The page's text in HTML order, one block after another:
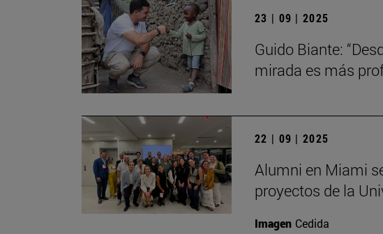
23 | 09 | 2025
Guido Biante:
mirada es más
22 | 09 | 2025
Alumni en Miami
proyectos de la
Imagen Cedida